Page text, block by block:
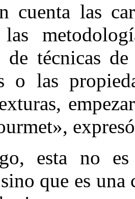
cuenta las
las
de técnicas
o las
esta no
que es